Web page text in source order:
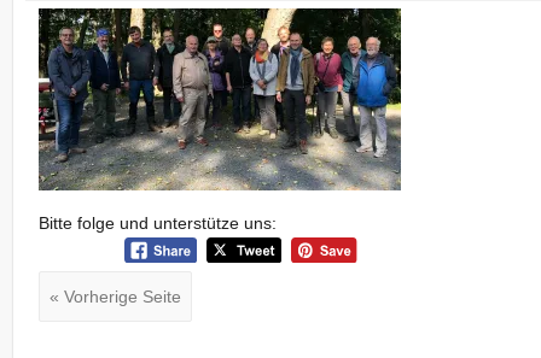
Bitte folge und unterstütze uns:
« Vorherige Seite